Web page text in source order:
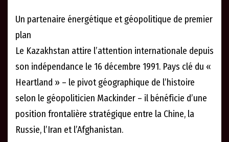
Un partenaire énergétique et géopolitique de premier
plan
Le Kazakhstan attire l’attention internationale depuis
son indépendance le 16 décembre 1991. Pays clé du «
Heartland » – le pivot géographique de l’histoire
selon le géopoliticien Mackinder – il bénéficie d’une
position frontalière stratégique entre la Chine, la
Russie, l’Iran et l’Afghanistan.